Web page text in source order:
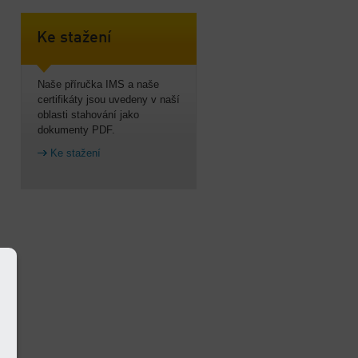
Ke stažení
Naše příručka IMS a naše
certifikáty jsou uvedeny v naší
oblasti stahování jako
dokumenty PDF.
Ke stažení